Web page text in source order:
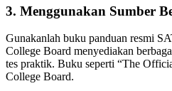
3. Menggunakan Sumber
Gunakanlah buku panduan resmi
College Board menyediakan
tes praktik. Buku seperti “The
College Board.